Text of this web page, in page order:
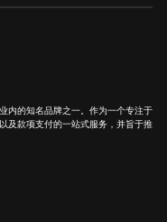
内的知名品牌之一。作为一个专注于
及款项支付的一站式服务，并旨于推